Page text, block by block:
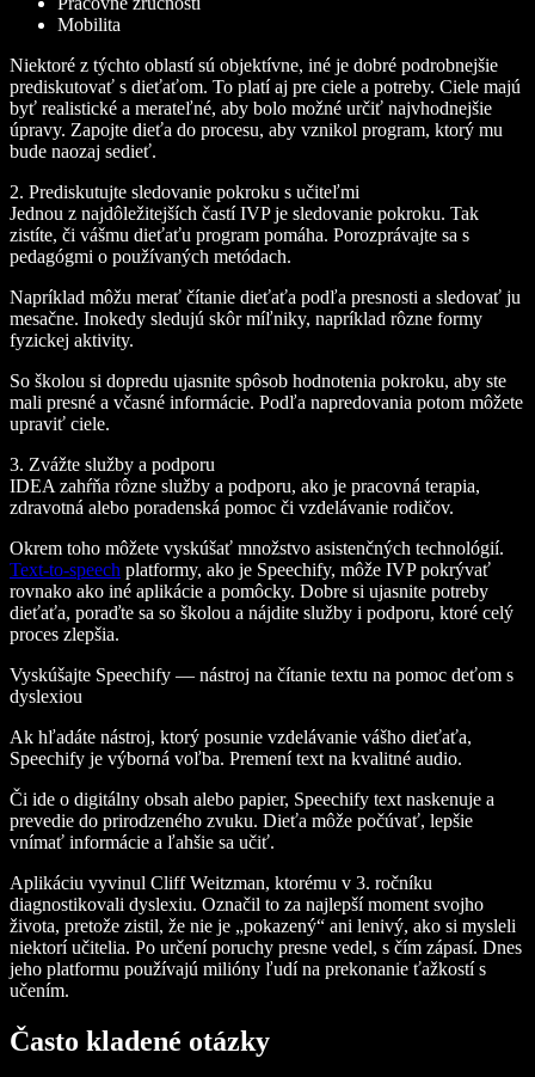
Mobilita
Niektoré z týchto oblastí sú objektívne, iné je dobré podrobnejšie
prediskutovať s dieťaťom. To platí aj pre ciele a potreby. Ciele majú
byť realistické a merateľné, aby bolo možné určiť najvhodnejšie
úpravy. Zapojte dieťa do procesu, aby vznikol program, ktorý mu
bude naozaj sedieť.
2. Prediskutujte sledovanie pokroku s učiteľmi
Jednou z najdôležitejších častí IVP je sledovanie pokroku. Tak
zistíte, či vášmu dieťaťu program pomáha. Porozprávajte sa s
pedagógmi o používaných metódach.
Napríklad môžu merať čítanie dieťaťa podľa presnosti a sledovať ju
mesačne. Inokedy sledujú skôr míľniky, napríklad rôzne formy
fyzickej aktivity.
So školou si dopredu ujasnite spôsob hodnotenia pokroku, aby ste
mali presné a včasné informácie. Podľa napredovania potom môžete
upraviť ciele.
3. Zvážte služby a podporu
IDEA zahŕňa rôzne služby a podporu, ako je pracovná terapia,
zdravotná alebo poradenská pomoc či vzdelávanie rodičov.
Okrem toho môžete vyskúšať množstvo asistenčných technológií.
Text-to-speech platformy, ako je Speechify, môže IVP pokrývať
rovnako ako iné aplikácie a pomôcky. Dobre si ujasnite potreby
dieťaťa, poraďte sa so školou a nájdite služby i podporu, ktoré celý
proces zlepšia.
Vyskúšajte Speechify — nástroj na čítanie textu na pomoc deťom s
dyslexiou
Ak hľadáte nástroj, ktorý posunie vzdelávanie vášho dieťaťa,
Speechify je výborná voľba. Premení text na kvalitné audio.
Či ide o digitálny obsah alebo papier, Speechify text naskenuje a
prevedie do prirodzeného zvuku. Dieťa môže počúvať, lepšie
vnímať informácie a ľahšie sa učiť.
Aplikáciu vyvinul Cliff Weitzman, ktorému v 3. ročníku
diagnostikovali dyslexiu. Označil to za najlepší moment svojho
života, pretože zistil, že nie je „pokazený“ ani lenivý, ako si mysleli
niektorí učitelia. Po určení poruchy presne vedel, s čím zápasí. Dnes
jeho platformu používajú milióny ľudí na prekonanie ťažkostí s
učením.
Často kladené otázky